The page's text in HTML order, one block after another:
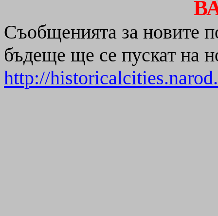
Съобщенията за новите
бъдеще ще се пускат на
http://